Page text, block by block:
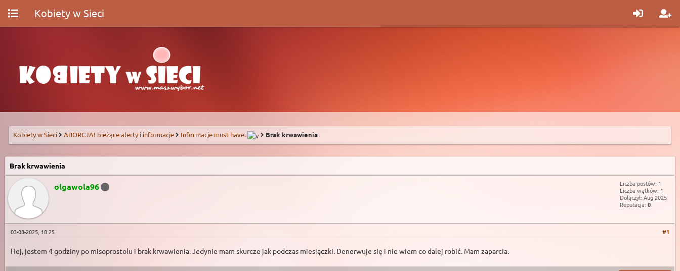
Kobiety w Sieci
Kobiety w Sieci ABORCJA! bieżące alerty i informacje Informacje must have. Brak krwawienia
Brak krwawienia
olgawola96
Liczba postów: 1
Liczba wątków: 1
Dołączył: Aug 2025
Reputacja: 0
#1
03-08-2025, 18:25
Hej, jestem 4 godziny po misoprostolu i brak krwawienia. Jedynie mam skurcze jak podczas miesiączki. Denerwuje się i nie wiem co dalej robić. Mam zaparcia.